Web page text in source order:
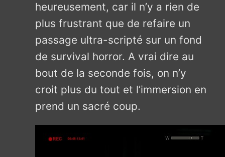
heureusement, car il n’y a rien de
plus frustrant que de refaire un
passage ultra-scripté sur un fond
de survival horror. A vrai dire au
bout de la seconde fois, on n’y
croit plus du tout et l’immersion en
prend un sacré coup.